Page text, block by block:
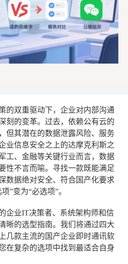
的双重驱动下，企业对内部沟通
刻的变革。过去，依赖公有云的
但其潜在的数据泄露风险、服务
业信息安全之上的达摩克利斯之
工、金融等关键行业而言，数据
性不言而喻。寻找一款既能满足
数据绝对安全、符合国产化要求
”变为“必选项”。
企业IT决策者、系统架构师和信
晰的选型指南。我们将通过四大
几款主流的国产企业即时通讯软
在复杂的选项中找到最适合自身